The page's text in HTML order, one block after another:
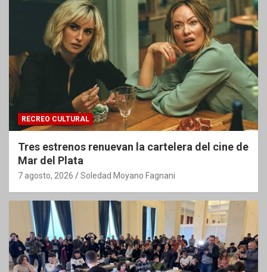
RECREO CULTURAL
Tres estrenos renuevan la cartelera del cine de
Mar del Plata
7 agosto, 2026 Soledad Moyano Fagnani